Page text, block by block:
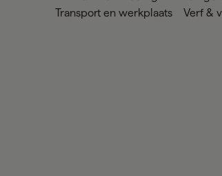
Transport en werkplaats
Verf &